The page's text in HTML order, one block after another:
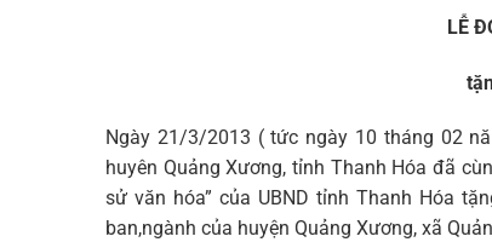
LỄ
Ngày 21/3/2013 ( tức ngày 10 tháng 02
huyên Quảng Xương, tỉnh Thanh Hóa đã
sử văn hóa” của UBND tỉnh Thanh Hóa
ban,ngành của huyện Quảng Xương, xã